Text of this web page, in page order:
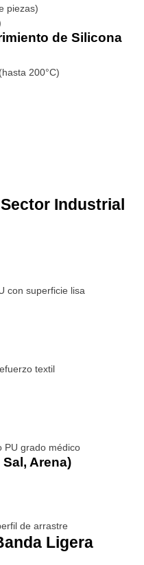
piezas)
de Silicona
200°C)
Industrial
con superficie lisa
textil
PU grado médico
Arena)
de arrastre
Ligera